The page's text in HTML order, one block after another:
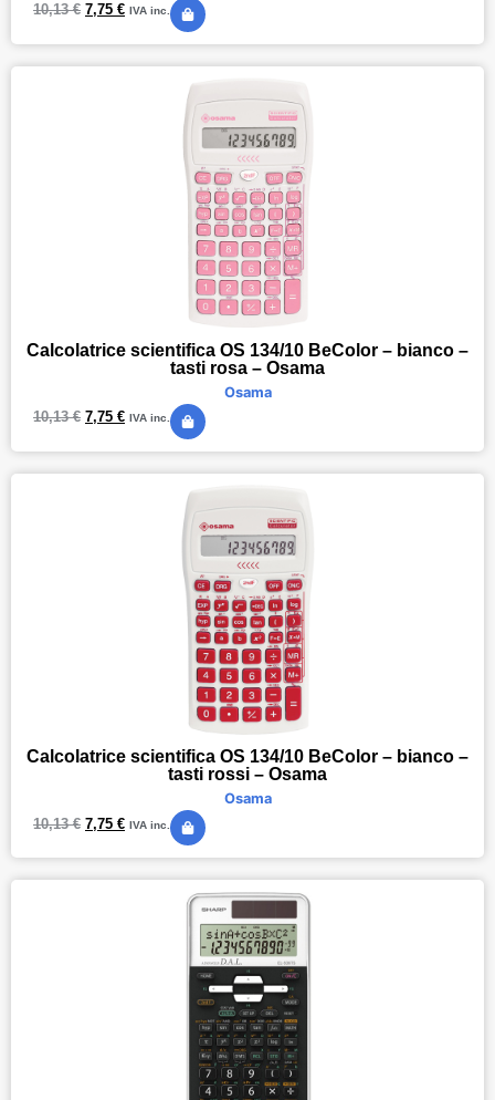
10,13€ 7,75 € IVA inc.
Calcolatrice scientifica OS 134/10 BeColor – bianco –
tasti rosa – Osama
Osama
10,13€ 7,75 € IVA inc.
Calcolatrice scientifica OS 134/10 BeColor – bianco –
tasti rossi – Osama
Osama
10,13€ 7,75 € IVA inc.